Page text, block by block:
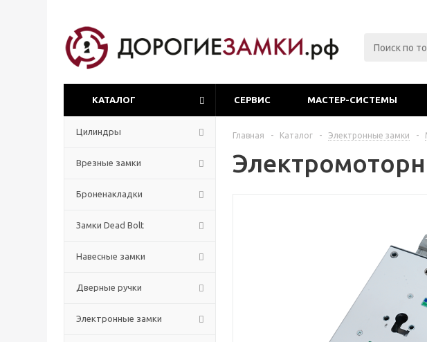
КАТАЛОГ СЕРВИС МАСТЕР-СИСТЕМЫ
Цилиндры
Врезные замки
Броненакладки
Замки Dead Bolt
Навесные замки
Дверные ручки
Электронные замки
Главная - Каталог - Электронные замки -